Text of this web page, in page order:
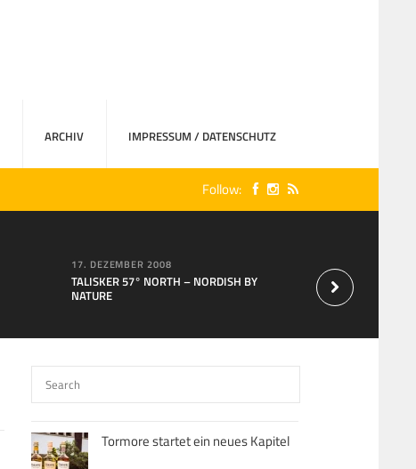
ARCHIV IMPRESSUM / DATENSCHUTZ
Follow:
17. DEZEMBER 2008
TALISKER 57° NORTH – NORDISH BY
NATURE
Neu bei MaxXium:
Tormore startet ein neues Kapitel